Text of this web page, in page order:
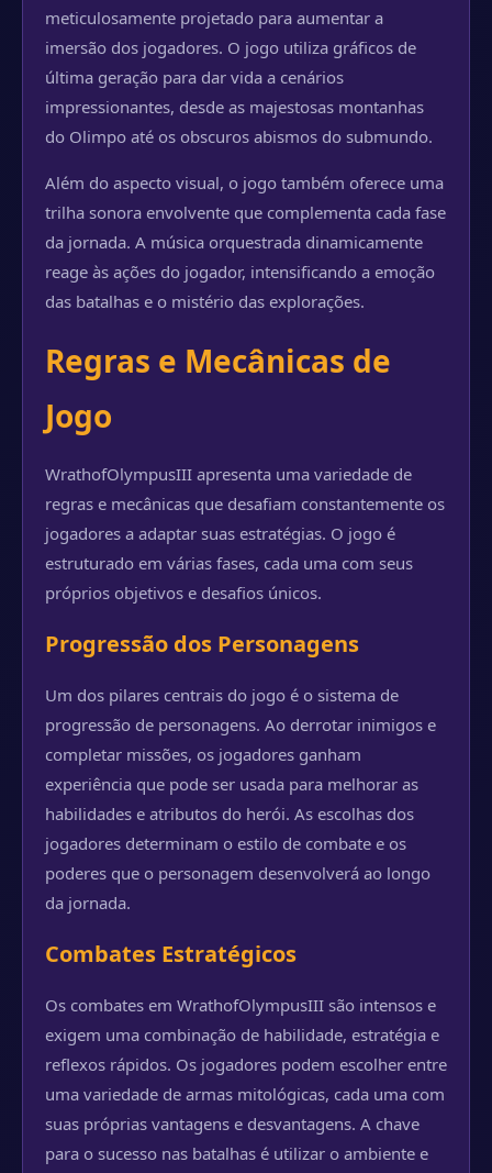
meticulosamente projetado para aumentar a
imersão dos jogadores. O jogo utiliza gráficos de
última geração para dar vida a cenários
impressionantes, desde as majestosas montanhas
do Olimpo até os obscuros abismos do submundo.
Além do aspecto visual, o jogo também oferece uma
trilha sonora envolvente que complementa cada fase
da jornada. A música orquestrada dinamicamente
reage às ações do jogador, intensificando a emoção
das batalhas e o mistério das explorações.
Regras e Mecânicas de
Jogo
WrathofOlympusIII apresenta uma variedade de
regras e mecânicas que desafiam constantemente os
jogadores a adaptar suas estratégias. O jogo é
estruturado em várias fases, cada uma com seus
próprios objetivos e desafios únicos.
Progressão dos Personagens
Um dos pilares centrais do jogo é o sistema de
progressão de personagens. Ao derrotar inimigos e
completar missões, os jogadores ganham
experiência que pode ser usada para melhorar as
habilidades e atributos do herói. As escolhas dos
jogadores determinam o estilo de combate e os
poderes que o personagem desenvolverá ao longo
da jornada.
Combates Estratégicos
Os combates em WrathofOlympusIII são intensos e
exigem uma combinação de habilidade, estratégia e
reflexos rápidos. Os jogadores podem escolher entre
uma variedade de armas mitológicas, cada uma com
suas próprias vantagens e desvantagens. A chave
para o sucesso nas batalhas é utilizar o ambiente e